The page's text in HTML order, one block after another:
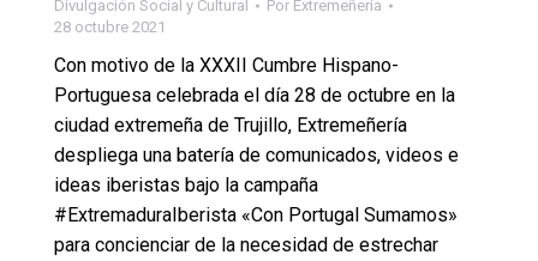
Divulgación Social y Cultural Por Extremeñería
28 octubre 2021
Con motivo de la XXXII Cumbre Hispano-
Portuguesa celebrada el día 28 de octubre en la
ciudad extremeña de Trujillo, Extremeñería
despliega una batería de comunicados, videos e
ideas iberistas bajo la campaña
#ExtremaduraIberista «Con Portugal Sumamos»
para concienciar de la necesidad de estrechar